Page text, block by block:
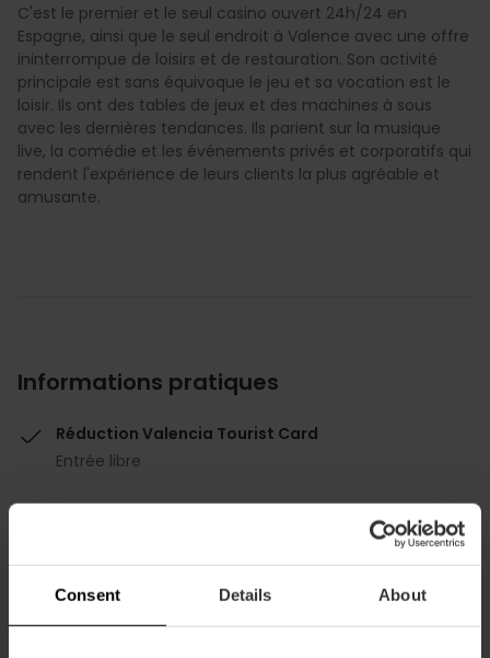
Consent Details About
C'est le premier et le seul casino ouvert 24h/24 en
Espagne, ainsi que le seul endroit à Valence avec une offre
ininterrompue de loisirs et de restauration. Son activité
principale est sans équivoque le jeu et sa vocation est le
loisir. Ils ont des tables de jeux et des machines à sous
avec les dernières tendances. Ils parient sur la musique
live, la comédie et les événements privés et corporatifs qui
rendent l'expérience de leurs clients la plus agréable et
amusante.
Informations pratiques
Réduction Valencia Tourist Card
Entrée libre